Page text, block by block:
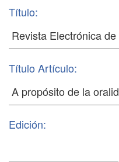
Título:
Título Artículo:
Edición: